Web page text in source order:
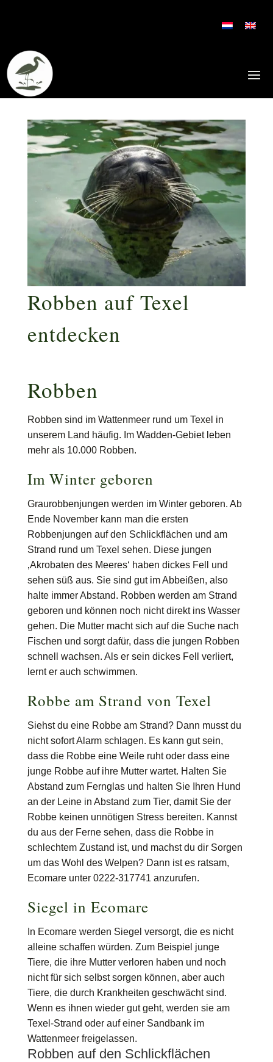
Robben auf Texel
entdecken
Robben
Robben sind im Wattenmeer rund um Texel in
unserem Land häufig. Im Wadden-Gebiet leben
mehr als 10.000 Robben.
Im Winter geboren
Graurobbenjungen werden im Winter geboren. Ab
Ende November kann man die ersten
Robbenjungen auf den Schlickflächen und am
Strand rund um Texel sehen. Diese jungen
‚Akrobaten des Meeres‘ haben dickes Fell und
sehen süß aus. Sie sind gut im Abbeißen, also
halte immer Abstand. Robben werden am Strand
geboren und können noch nicht direkt ins Wasser
gehen. Die Mutter macht sich auf die Suche nach
Fischen und sorgt dafür, dass die jungen Robben
schnell wachsen. Als er sein dickes Fell verliert,
lernt er auch schwimmen.
Robbe am Strand von Texel
Siehst du eine Robbe am Strand? Dann musst du
nicht sofort Alarm schlagen. Es kann gut sein,
dass die Robbe eine Weile ruht oder dass eine
junge Robbe auf ihre Mutter wartet. Halten Sie
Abstand zum Fernglas und halten Sie Ihren Hund
an der Leine in Abstand zum Tier, damit Sie der
Robbe keinen unnötigen Stress bereiten. Kannst
du aus der Ferne sehen, dass die Robbe in
schlechtem Zustand ist, und machst du dir Sorgen
um das Wohl des Welpen? Dann ist es ratsam,
Ecomare unter 0222-317741 anzurufen.
Siegel in Ecomare
In Ecomare werden Siegel versorgt, die es nicht
alleine schaffen würden. Zum Beispiel junge
Tiere, die ihre Mutter verloren haben und noch
nicht für sich selbst sorgen können, aber auch
Tiere, die durch Krankheiten geschwächt sind.
Wenn es ihnen wieder gut geht, werden sie am
Texel-Strand oder auf einer Sandbank im
Wattenmeer freigelassen.
Robben auf den Schlickflächen